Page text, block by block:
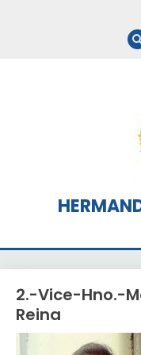
2.-Vice-Hno.-
Reina